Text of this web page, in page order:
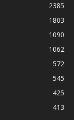
2385
1803
1090
1062
572
545
425
413